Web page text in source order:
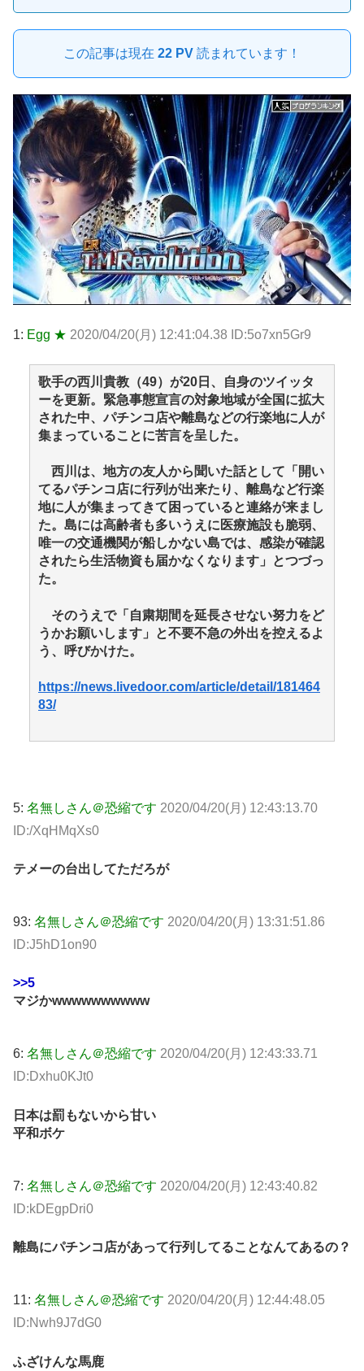
この記事は現在 22 PV 読まれています！
1: Egg ★ 2020/04/20(月) 12:41:04.38 ID:5o7xn5Gr9
歌手の西川貴教（49）が20日、自身のツイッタ
ーを更新。緊急事態宣言の対象地域が全国に拡大
された中、パチンコ店や離島などの行楽地に人が
集まっていることに苦言を呈した。
西川は、地方の友人から聞いた話として「開い
てるパチンコ店に行列が出来たり、離島など行楽
地に人が集まってきて困っていると連絡が来まし
た。島には高齢者も多いうえに医療施設も脆弱、
唯一の交通機関が船しかない島では、感染が確認
されたら生活物資も届かなくなります」とつづっ
た。
そのうえで「自粛期間を延長させない努力をど
うかお願いします」と不要不急の外出を控えるよ
う、呼びかけた。
https://news.livedoor.com/article/detail/181464
83/
5: 名無しさん＠恐縮です 2020/04/20(月) 12:43:13.70
ID:/XqHMqXs0
テメーの台出してただろが
93: 名無しさん＠恐縮です 2020/04/20(月) 13:31:51.86
ID:J5hD1on90
>>5
マジかwwwwwwwwww
6: 名無しさん＠恐縮です 2020/04/20(月) 12:43:33.71
ID:Dxhu0KJt0
日本は罰もないから甘い
平和ボケ
7: 名無しさん＠恐縮です 2020/04/20(月) 12:43:40.82
ID:kDEgpDri0
離島にパチンコ店があって行列してることなんてあるの？
11: 名無しさん＠恐縮です 2020/04/20(月) 12:44:48.05
ID:Nwh9J7dG0
ふざけんな馬鹿